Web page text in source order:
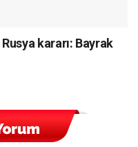
kararı: Bayrak